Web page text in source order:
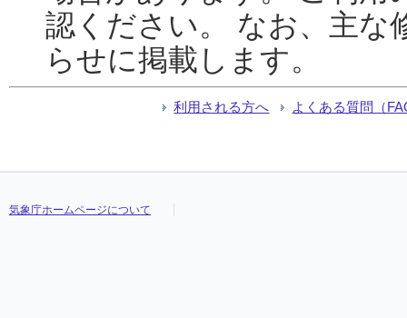
認ください。 なお、主な
らせに掲載します。
利用される方へ よくある質問（
気象庁ホームページについて